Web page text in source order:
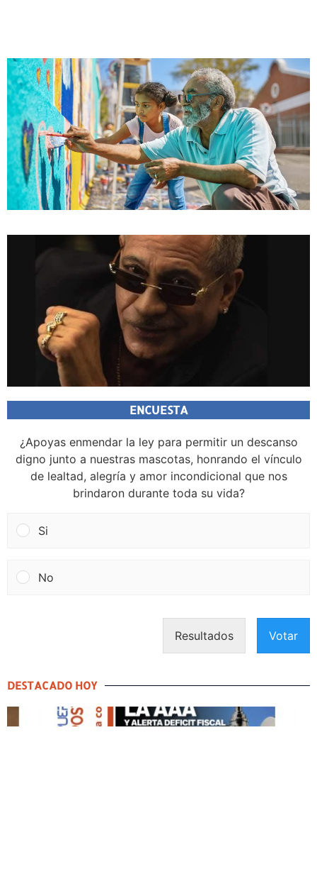
ENCUESTA
¿Apoyas enmendar la ley para permitir un descanso
digno junto a nuestras mascotas, honrando el vínculo
de lealtad, alegría y amor incondicional que nos
brindaron durante toda su vida?
Si
No
Resultados Votar
DESTACADO HOY